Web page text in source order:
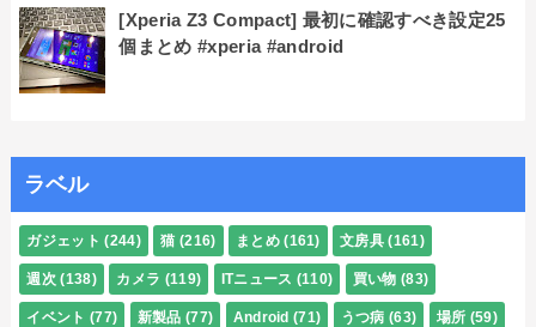
[Xperia Z3 Compact] 最初に確認すべき設定25
個まとめ #xperia #android
ラベル
ガジェット (244) 猫 (216) まとめ (161) 文房具 (161)
週次 (138) カメラ (119) ITニュース (110) 買い物 (83)
イベント (77) 新製品 (77) Android (71) うつ病 (63) 場所 (59)